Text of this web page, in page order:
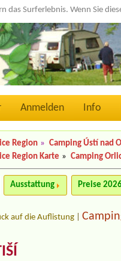
das Surferlebnis. Wenn Sie
Anmelden Info
Region » Camping Ústí nad
Region Karte » Camping
Ausstattung Preise
auf die Auflistung |